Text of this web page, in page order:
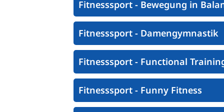
Fitnesssport - Bewegung in
Fitnesssport - Damengymnastik
Fitnesssport - Functional
Fitnesssport - Funny Fitness